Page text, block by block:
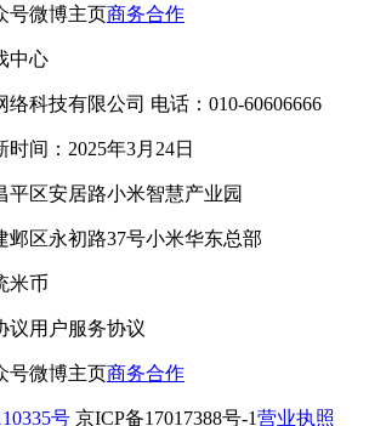
号微博主页商务合作
中心
科技有限公司 电话：010-60606666
时间：2025年3月24日
平区安居路小米智慧产业园
邺区永初路37号小米华东总部
米币
议用户服务协议
号微博主页商务合作
号 京ICP备17017388号-1营业执照